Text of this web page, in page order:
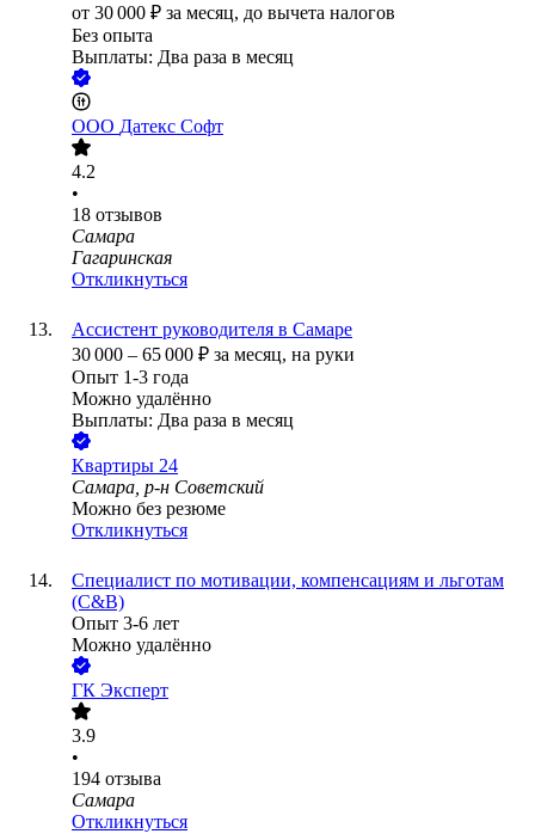
от 30 000 ₽ за месяц, до вычета налогов
Без опыта
Выплаты: Два раза в месяц
ООО Датекс Софт
4.2
•
18 отзывов
Самара
Гагаринская
Откликнуться
Ассистент руководителя в Самаре
30 000 – 65 000 ₽ за месяц, на руки
Опыт 1-3 года
Можно удалённо
Выплаты: Два раза в месяц
Квартиры 24
Самара, р-н Советский
Можно без резюме
Откликнуться
Специалист по мотивации, компенсациям и льготам
(C&B)
Опыт 3-6 лет
Можно удалённо
ГК Эксперт
3.9
•
194 отзыва
Самара
Откликнуться